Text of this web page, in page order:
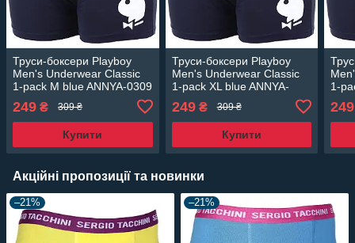
Труси-боксери Playboy
Men's Underwear Classic
1-pack M blue ANNYA-0309
249 ₴ 309 ₴
Купити
Труси-боксери Playboy
Men's Underwear Classic
1-pack XL blue ANNYA-
249₴ 309 ₴
Купити
1-
249
Акційні пропозиції та новинки
–21% –21%